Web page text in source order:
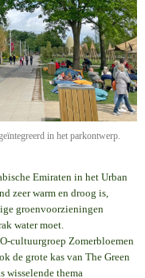
in het parkontwerp.
Emiraten in het Urban
zeer warm en droog is,
groenvoorzieningen
water moet.
cultuurgroep Zomerbloemen
de grote kas van The Green
wisselende thema